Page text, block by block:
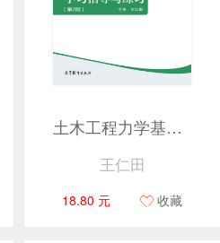
土木工程力学基础学习指导与练习（第2版）
王仁田
18.80 元 收藏